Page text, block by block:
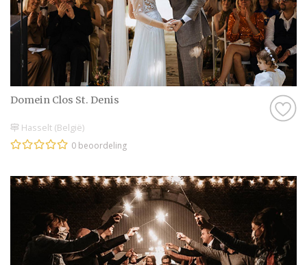
Domein Clos St. Denis
Hasselt (België)
0 beoordeling